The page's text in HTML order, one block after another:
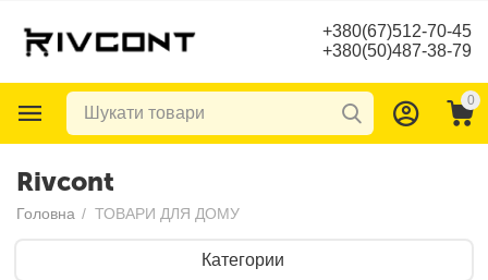
+380(67)512-70-45
+380(50)487-38-79
0
Rivcont
Головна / ТОВАРИ ДЛЯ ДОМУ
Категории